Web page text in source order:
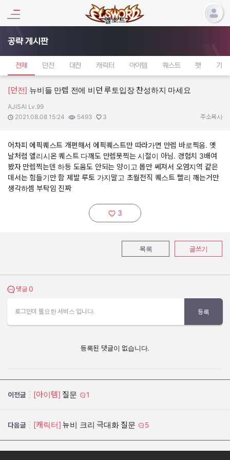
공략 게시판
전체 던전 대전 캐릭터 아이템 퀘스트 펫 기타
[던전] 뉴비들 만렙 전에 비던 루토입장 찬성하지 마세요
작성자:
AJISAI Lv.99
작성일:
2021.08.08 15:24
조회수:
5493
추천수:
3 주소복사
어차피 에픽퀘스트 개편해서 에픽퀘스트만 따라가면 만렙 바로찍음. 옛
날처럼 엘리시온 퀘스트 다깨도 만렙못찍는 시절이 아님. 경험치 3배여
봤자 만렙찍는덴 하등 도움도 안되는 양이고 몹만 쎄져서 오염지역 같은
데서는 힘들기만 함 제발 루토 가지말고 초월전직 퀘스트 빨리 깨는거만
생각하셈 부탁임 진짜
추천하기:
3
목록 글쓰기
댓글 보기
댓글 0
로그인이 필요한 서비스 입니다. 등록
등록된 댓글이 없습니다.
이전글 [아이템] 질문 1
다음글 [캐릭터] 뉴비 크리 극대화 질문 5